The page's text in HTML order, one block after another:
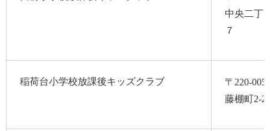
中央二丁
７
稲荷台小学校放課後キッズクラブ
〒220-
藤棚町2-